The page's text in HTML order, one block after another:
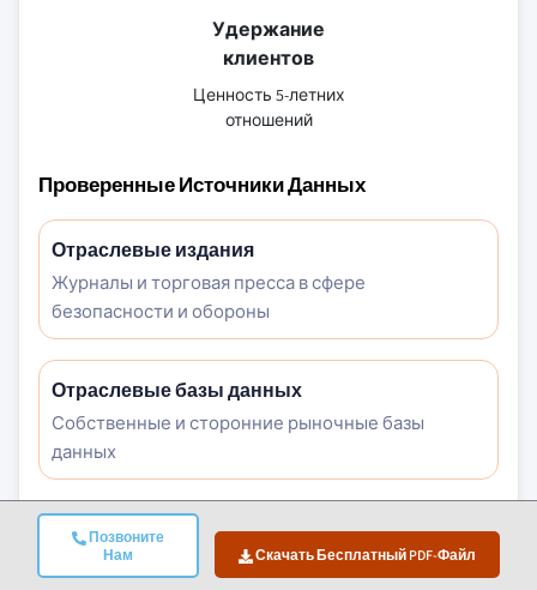
Позвоните
Нам
Скачать Бесплатный PDF-Файл
Удержание
клиентов
Ценность 5-летних
отношений
Проверенные Источники Данных
Отраслевые издания
Журналы и торговая пресса в сфере
безопасности и обороны
Отраслевые базы данных
Собственные и сторонние рыночные базы
данных
Нормативные документы
Государственные закупочные записи и